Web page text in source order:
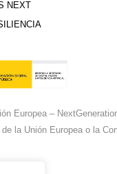
NEXT
Europea –
la Unión Europea o la